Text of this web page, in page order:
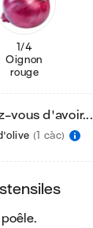
1/4
Oignon
rouge
vous d'avoir...
(1 càc)
ustensiles
poêle.